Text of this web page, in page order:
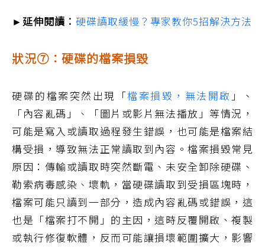
►延伸閱讀： 硬碟讀取緩慢？專家教你5招解決方法
狀況⑦：硬碟的檔案損毀
硬碟的檔案突然出現「檔案損毀，無法開啟 」、
「內容亂碼」、「圖片或影片無法播放」等情況，
可能是寫入或讀取過程發生錯誤，也可能是檔案結
構受損，導致無法正常讀取到內容。檔案損毀常見
原因：傳輸或讀取時突然斷電、未安全卸除硬碟、
勒索病毒感染、壞軌，當硬碟讀取到受損區塊時，
檔案可能只讀到一部分，造成內容亂碼或錯誤，這
也是「檔案打不開」的主因，這時反覆開啟、複製
或執行修復軟體，反而可能讓損壞範圍擴大，影響